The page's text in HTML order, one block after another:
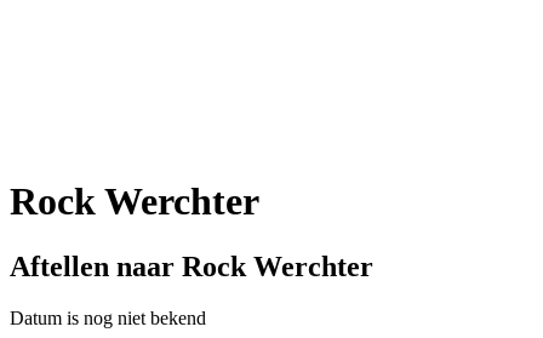
Rock Werchter
Aftellen naar Rock Werchter
Datum is nog niet bekend